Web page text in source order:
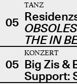
05
TANZ
THE IN
05
KONZERT
Big Zis &
Support: